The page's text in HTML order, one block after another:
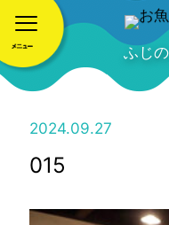
ふじ
2024.09.27
015